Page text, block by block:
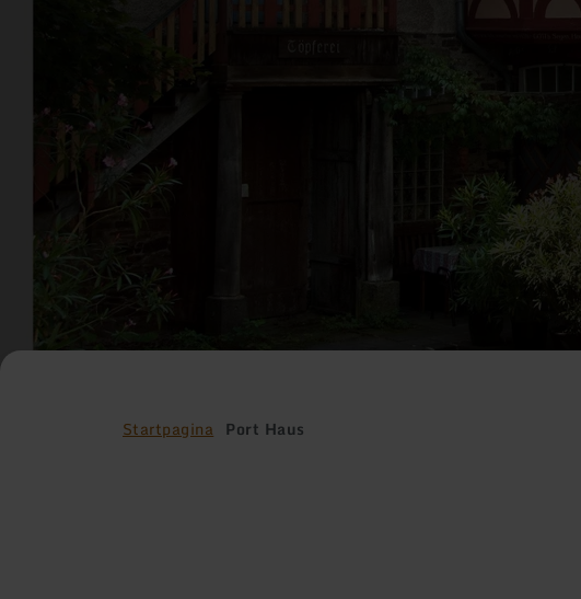
Startpagina Port Haus